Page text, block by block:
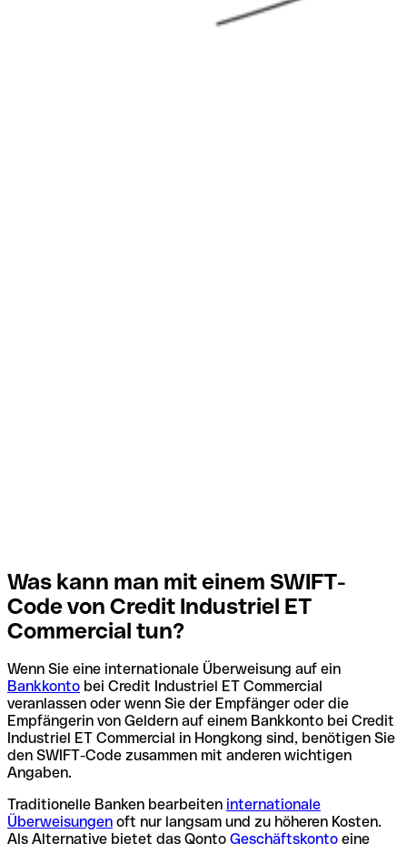
Was kann man mit einem SWIFT-
Code von Credit Industriel ET
Commercial tun?
Wenn Sie eine internationale Überweisung auf ein
Bankkonto bei Credit Industriel ET Commercial
veranlassen oder wenn Sie der Empfänger oder die
Empfängerin von Geldern auf einem Bankkonto bei Credit
Industriel ET Commercial in Hongkong sind, benötigen Sie
den SWIFT-Code zusammen mit anderen wichtigen
Angaben.
Traditionelle Banken bearbeiten internationale
Überweisungen oft nur langsam und zu höheren Kosten.
Als Alternative bietet das Qonto Geschäftskonto eine